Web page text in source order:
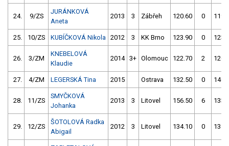
24. 9/ZS
JURÁNKOVÁ
Aneta
2013 3 Zábřeh 120.60 0
25. 10/ZS KUBÍČKOVÁ Nikola 2012 3 KK Brno 123.90 0
26. 3/ZM
KNEBELOVÁ
Klaudie
2014 3+ Olomouc 122.70 2
27. 4/ZM LEGERSKÁ Tina 2015 Ostrava 132.50 0
28. 11/ZS
SMYČKOVÁ
Johanka
2013 3 Litovel 156.50 6
29. 12/ZS
ŠOTOLOVÁ Radka
Abigail
2012 3 Litovel 134.10 0